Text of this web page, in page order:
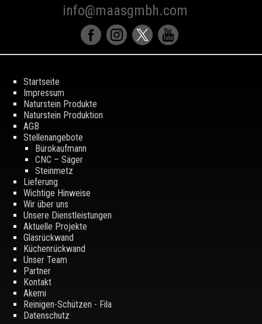
info@maasgmbh.com
Startseite
Impressum
Naturstein Produkte
Naturstein Produktion
AGB
Stellenangebote
Bürokaufmann
CNC – Säger
Steinmetz
Lieferung
Wichtige Hinweise
Wir über uns
Unsere Dienstleistungen
Aktuelle Projekte
Glasrückwand
Küchenrückwand
Unser Team
Partner
Kontakt
Akemi
Reinigen-Schützen - Fila
Datenschutz